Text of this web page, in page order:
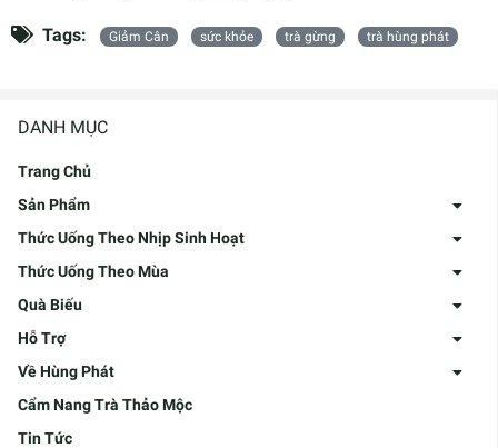
DANH MỤC
Trang Chủ
Sản Phẩm
Thức Uống Theo Nhịp Sinh Hoạt
Thức Uống Theo Mùa
Quà Biếu
Hỗ Trợ
Về Hùng Phát
Cẩm Nang Trà Thảo Mộc
Tin Tức
Tags: Giảm Cân sức khỏe trà gừng trà hùng phát